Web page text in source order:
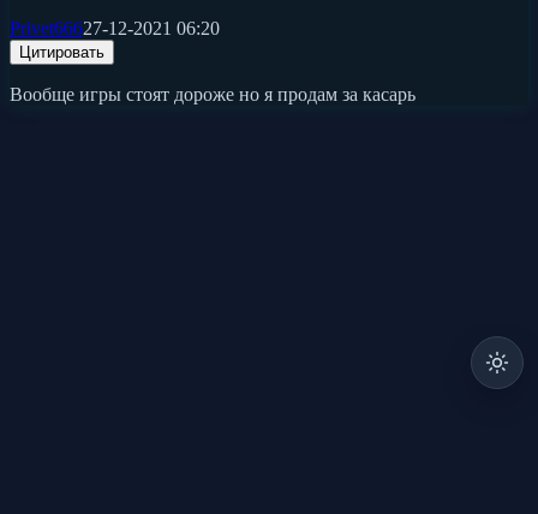
Privet66627-12-2021 06:20
Цитировать
Вообще игры стоят дороже но я продам за касарь